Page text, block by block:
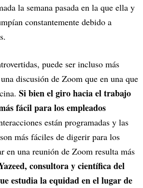
la semana pasada en la que ella y
constantemente debido a
puede ser incluso más
discusión de Zoom que en una que
Si bien el giro hacia el trabajo
fácil para los empleados
están programadas y las
más fáciles de digerir para los
en una reunión de Zoom resulta más
consultora y científica del
estudia la equidad en el lugar de